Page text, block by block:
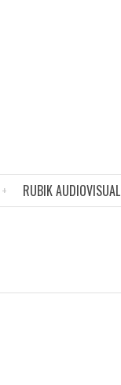
RUBIK AUDIOVISUAL